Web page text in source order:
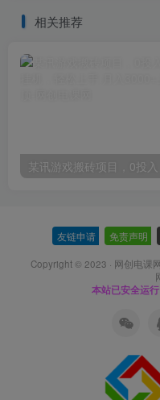
相关推荐
友链申请 免责声明
Copyright © 2023 · 网创电课
本站已安全运